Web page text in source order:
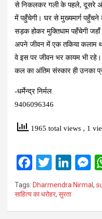
से निकलकर गली के पहले, दूसरे और
में पहुँचेगी। घर से मुख्यमार्ग पहुँचने
सड़क होकर मुक्तिधाम पहँचेगी
अपने जीवन में एक तकिया कलाम
वे इस पर जीवन भर कायम भी
कल का अंतिम संस्कार ही उनका
-धर्मेन्द्र निर्मल
9406096346
1965 total views , 1
F
a
ce
b
T
wi
tt
er
Li
n
ke
dI
es
n
Tags: Dharmendra Nirmal ,
साहित्य का धरोहर, सुरता